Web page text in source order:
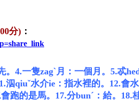
分)：
。 4.一隻zagˋ月：一個月。 5.忒
泅qiuˇ水介ie：指水裡的。 12.會
跑的是馬。 17.分bunˊ：給。 18.